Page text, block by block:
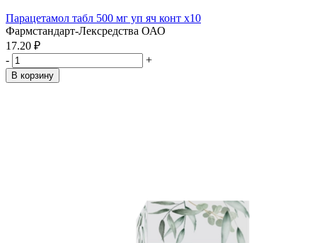
Парацетамол табл 500 мг уп яч конт x10
Фармстандарт-Лексредства ОАО
17.20 ₽
-
+
В корзину